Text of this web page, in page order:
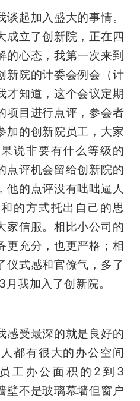
起加入盛大的事情。
成立了创新院，正在四
的心态，我第一次来到
新院的计委会例会（计
才知道，这个会议定期
项目进行点评，参会者
加的创新院员工，大家
说非要有什么等级的
点评机会留给创新院的
他的点评没有咄咄逼人
的方式托出自己的思
家信服。相比小公司的
更充分，也更严格；相
仪式感和官僚气，多了
我加入了创新院。
感受最深的就是良好的
都有很大的办公空间
工办公面积的2到3
壁不是玻璃幕墙但窗户